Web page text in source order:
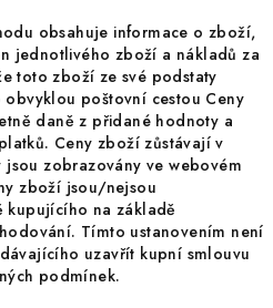
obsahuje informace o zboží,
jednotlivého zboží a nákladů za
toto zboží ze své podstaty
obvyklou poštovní cestou Ceny
daně z přidané hodnoty a
Ceny zboží zůstávají v
zobrazovány ve webovém
zboží jsou/nejsou
kupujícího na základě
Tímto ustanovením není
uzavřít kupní smlouvu
podmínek.